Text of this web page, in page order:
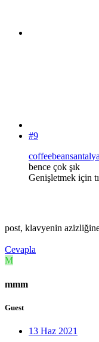
#9
bence çok şık
Genişletmek için
post, klavyenin
Cevapla
M
mmm
Guest
13 Haz 2021